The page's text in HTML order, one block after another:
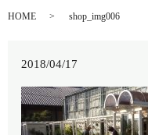
HOME shop_img006
2018/04/17